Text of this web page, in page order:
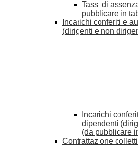
Tassi di
pubblicare in
Incarichi conferiti e
(dirigenti e non
Incarichi
dipendenti
(da pubblicare
Contrattazione